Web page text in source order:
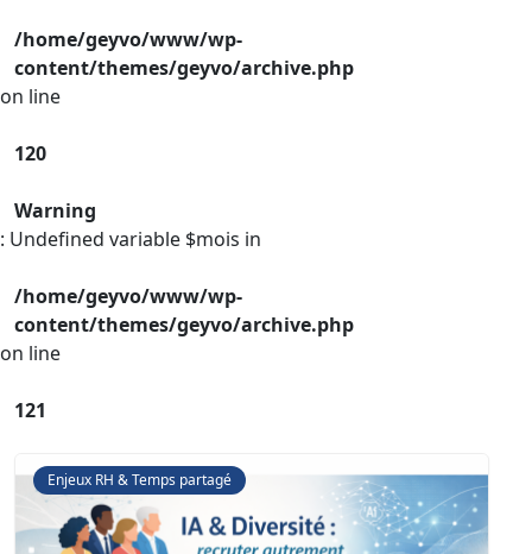
/home/geyvo/www/wp-
content/themes/geyvo/archive.php
on line
120
Warning
: Undefined variable $mois in
/home/geyvo/www/wp-
content/themes/geyvo/archive.php
on line
121
Enjeux RH & Temps partagé